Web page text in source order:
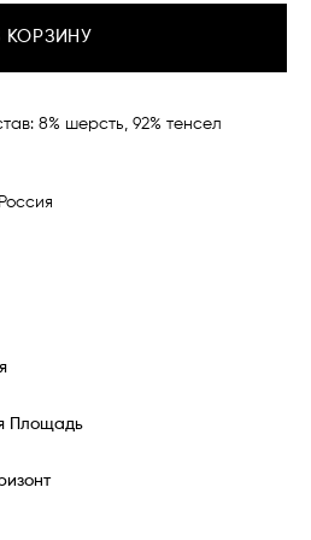
КОРЗИНУ
8% шерсть, 92% тенсел
Россия
Площадь